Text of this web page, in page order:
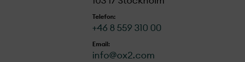
Telefon:
+46 8 559 310 00
Email:
info@ox2.com